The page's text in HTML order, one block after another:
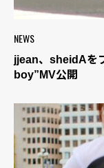
NEWS
jjean、sheidAを
boy”MV公開